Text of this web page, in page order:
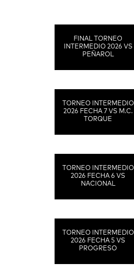
FINAL TORNEO
INTERMEDIO 2026 VS
PEÑAROL
TORNEO INTERMEDIO
2026 FECHA 7 VS M.C.
TORQUE
TORNEO INTERMEDIO
2026 FECHA 6 VS
NACIONAL
TORNEO INTERMEDIO
2026 FECHA 5 VS
PROGRESO